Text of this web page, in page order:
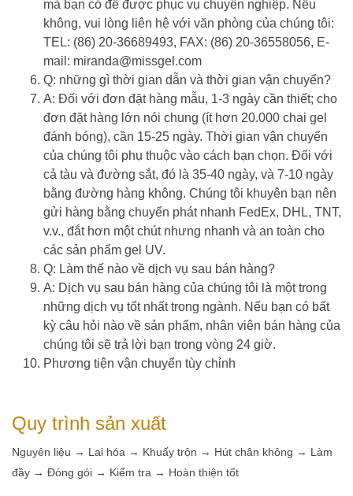
mà bạn có để được phục vụ chuyên nghiệp. Nếu
không, vui lòng liên hệ với văn phòng của chúng tôi:
TEL: (86) 20-36689493, FAX: (86) 20-36558056, E-
mail: miranda@missgel.com
Q: những gì thời gian dẫn và thời gian vận chuyển?
A: Đối với đơn đặt hàng mẫu, 1-3 ngày cần thiết; cho
đơn đặt hàng lớn nói chung (ít hơn 20.000 chai gel
đánh bóng), cần 15-25 ngày. Thời gian vận chuyển
của chúng tôi phụ thuộc vào cách bạn chọn. Đối với
cả tàu và đường sắt, đó là 35-40 ngày, và 7-10 ngày
bằng đường hàng không. Chúng tôi khuyên bạn nên
gửi hàng bằng chuyển phát nhanh FedEx, DHL, TNT,
v.v., đắt hơn một chút nhưng nhanh và an toàn cho
các sản phẩm gel UV.
Q: Làm thế nào về dịch vụ sau bán hàng?
A: Dịch vụ sau bán hàng của chúng tôi là một trong
những dịch vụ tốt nhất trong ngành. Nếu bạn có bất
kỳ câu hỏi nào về sản phẩm, nhân viên bán hàng của
chúng tôi sẽ trả lời bạn trong vòng 24 giờ.
Phương tiện vận chuyển tùy chỉnh
Quy trình sản xuất
Nguyên liệu → Lai hóa → Khuấy trộn → Hút chân không → Làm
đầy → Đóng gói → Kiểm tra → Hoàn thiện tốt